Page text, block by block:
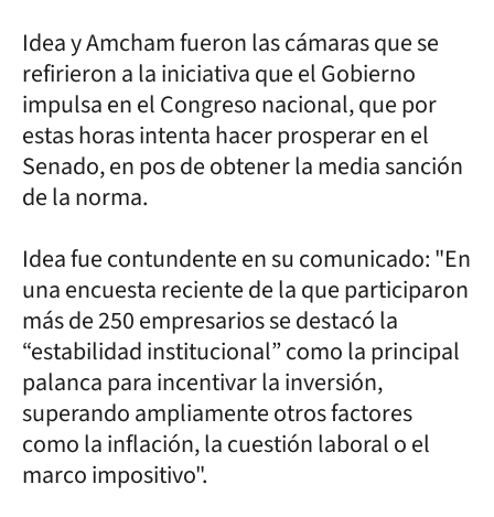
Idea y Amcham fueron las cámaras que se
refirieron a la iniciativa que el Gobierno
impulsa en el Congreso nacional, que por
estas horas intenta hacer prosperar en el
Senado, en pos de obtener la media sanción
de la norma.
Idea fue contundente en su comunicado: "En
una encuesta reciente de la que participaron
más de 250 empresarios se destacó la
“estabilidad institucional” como la principal
palanca para incentivar la inversión,
superando ampliamente otros factores
como la inflación, la cuestión laboral o el
marco impositivo".